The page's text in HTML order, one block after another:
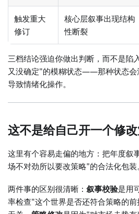
触发重大
修订
核心层叙事出现结构
性断裂
三档结论强迫你做出判断，而不是陷
又没确定"的模糊状态——那种状态会
导致情绪化操作。
这不是给自己开一个修
这里有个容易走偏的地方：把年度叙
场不对劲所以要改策略"的合法化包装。
两件事的区别很清晰： 叙事校验是用
率检查"这个世界是否还符合策略的